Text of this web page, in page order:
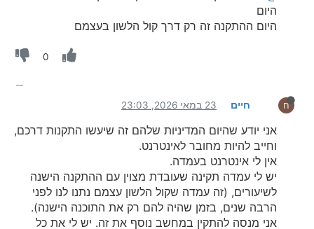
היום
היום ההתקנה זה רק דרך קול הלשון בעצמם
0
ח חיים 23 במאי 2026, 23:03
אני יודע שהיום המדיניות שלהם זה שיעשו התקנות דרכם,
וחייב להיות מחובר לאינטרנט.
אין לי אינטרנט בעמדה.
יש לי עמדה תקינה שעובדת מצוין עם ההתקנה הישנה
לשיעורים, (זה עמדה שקול הלשון עצמם נתנו לנו לפני
הרבה שנים, בזמן שהיה להם רק את התוכנה הישנה).
אני מנסה להתקין במחשב נוסף את זה. יש לי את כל